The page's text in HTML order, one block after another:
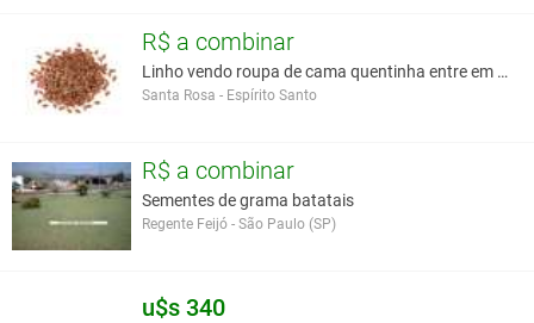
R$ a combinar
Linho vendo roupa de cama quentinha entre em conta
Santa Rosa - Espírito Santo
R$ a combinar
Sementes de grama batatais
Regente Feijó - São Paulo (SP)
u$s 340